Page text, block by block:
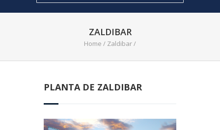
ZALDIBAR
Home / Zaldibar/
PLANTA DE ZALDIBAR